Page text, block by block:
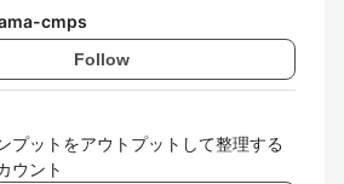
cmps
Follow
プットをアウトプットして整理する
ウント